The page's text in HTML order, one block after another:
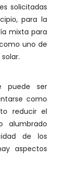
solicitadas
para la
mixta para
uno de
puede ser
como
reducir el
alumbrado
de los
aspectos